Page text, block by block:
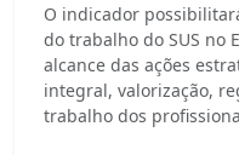
O indicador
do trabalho do SUS no
alcance das ações
integral, valorização,
trabalho dos